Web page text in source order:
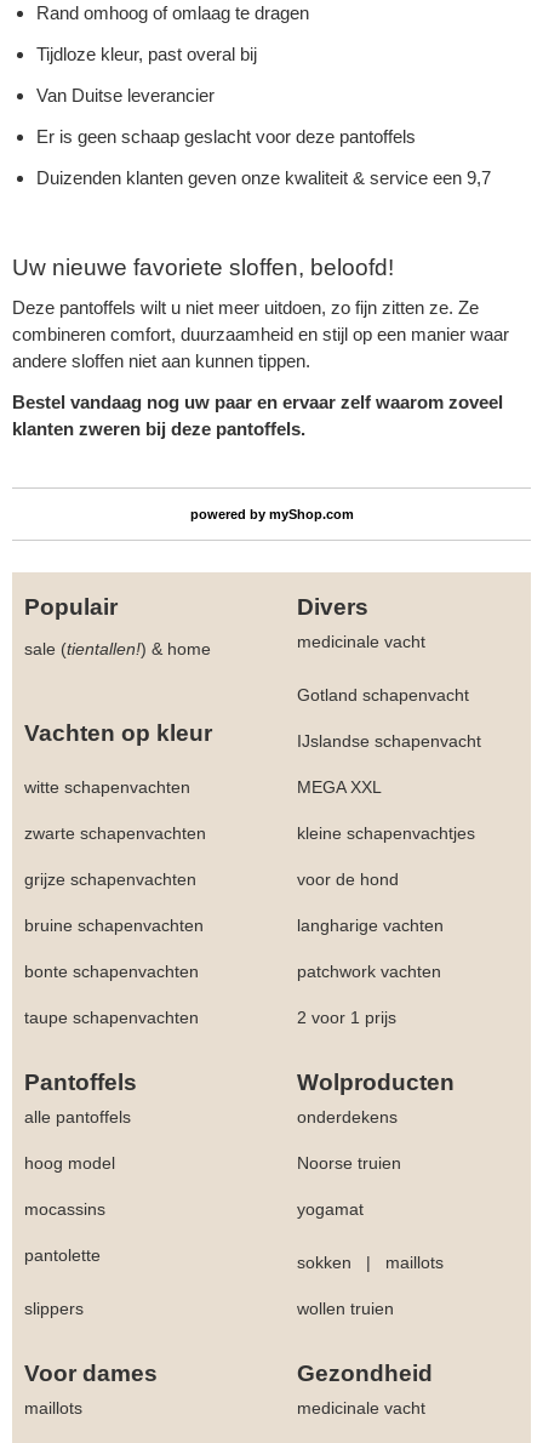
Rand omhoog of omlaag te dragen
Tijdloze kleur, past overal bij
Van Duitse leverancier
Er is geen schaap geslacht voor deze pantoffels
Duizenden klanten geven onze kwaliteit & service een 9,7
Uw nieuwe favoriete sloffen, beloofd!
Deze pantoffels wilt u niet meer uitdoen, zo fijn zitten ze. Ze
combineren comfort, duurzaamheid en stijl op een manier waar
andere sloffen niet aan kunnen tippen.
Bestel vandaag nog uw paar en ervaar zelf waarom zoveel
klanten zweren bij deze pantoffels.
powered by myShop.com
Populair Divers
sale (tientallen!) & home medicinale vacht
Gotland schapenvacht
Vachten op kleur IJslandse schapenvacht
witte schapenvachten MEGA XXL
zwarte schapenvachten kleine schapenvachtjes
grijze schapenvachten voor de hond
bruine schapenvachten langharige vachten
bonte schapenvachten patchwork vachten
taupe schapenvachten 2 voor 1 prijs
Pantoffels Wolproducten
alle pantoffels onderdekens
hoog model Noorse truien
mocassins yogamat
pantolette sokken | maillots
slippers wollen truien
Voor dames Gezondheid
maillots medicinale vacht